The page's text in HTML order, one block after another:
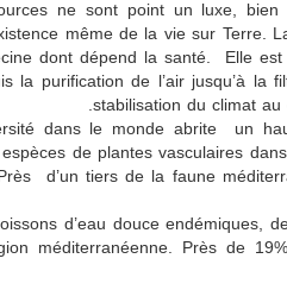
ne sont point un luxe,
même de la vie sur Terre.
dont dépend la santé. Elle
purification de l’air jusqu’à la
stabilisation du climat
dans le monde abrite un
de plantes vasculaires
d’un tiers de la faune
d’eau douce endémiques,
méditerranéenne. Près de